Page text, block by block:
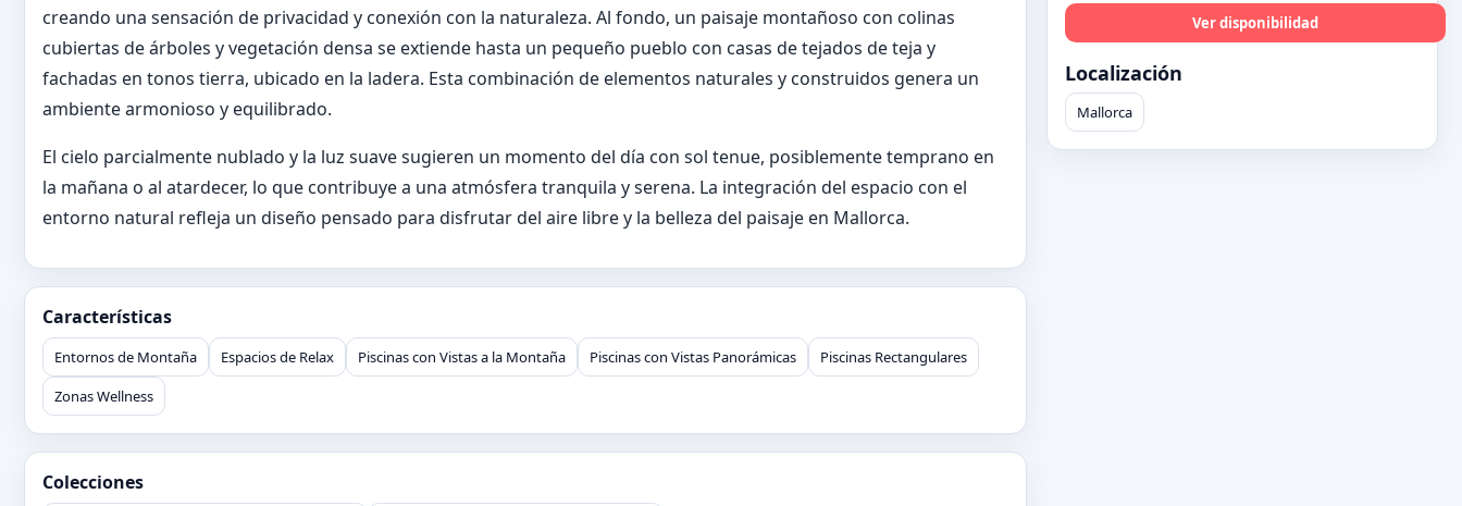
creando una sensación de privacidad y conexión con la naturaleza. Al fondo, un paisaje montañoso con colinas
cubiertas de árboles y vegetación densa se extiende hasta un pequeño pueblo con casas de tejados de teja y
fachadas en tonos tierra, ubicado en la ladera. Esta combinación de elementos naturales y construidos genera un
ambiente armonioso y equilibrado.
El cielo parcialmente nublado y la luz suave sugieren un momento del día con sol tenue, posiblemente temprano en
la mañana o al atardecer, lo que contribuye a una atmósfera tranquila y serena. La integración del espacio con el
entorno natural refleja un diseño pensado para disfrutar del aire libre y la belleza del paisaje en Mallorca.
Características
Entornos de Montaña Espacios de Relax Piscinas con Vistas a la Montaña Piscinas con Vistas Panorámicas
Piscinas Rectangulares
Zonas Wellness
Colecciones
Ver disponibilidad
Localización
Mallorca